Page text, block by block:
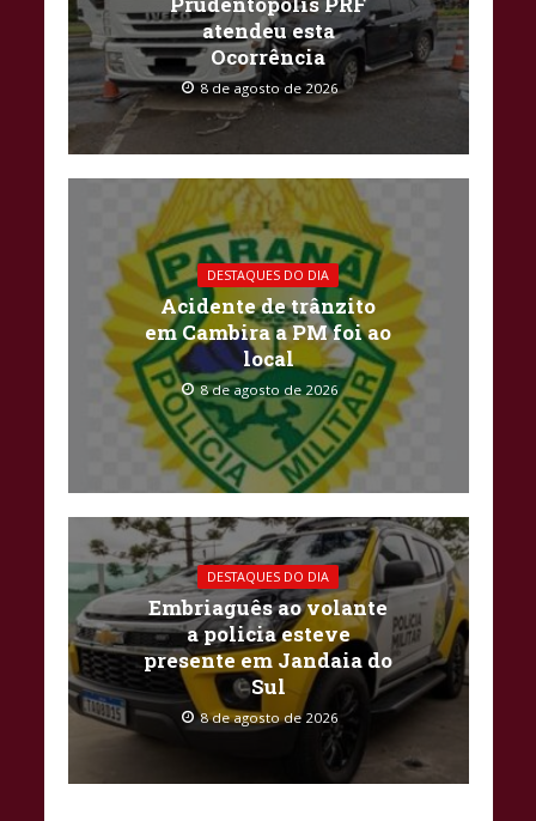
atendeu esta
Ocorrência
8 de agosto de 2026
DESTAQUES DO DIA
Acidente de trânzito
em Cambira a PM foi ao
local
8 de agosto de 2026
DESTAQUES DO DIA
Embriaguês ao volante
a policia esteve
presente em Jandaia do
Sul
8 de agosto de 2026